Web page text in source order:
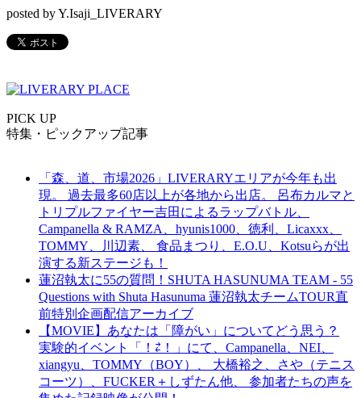
posted by Y.Isaji_LIVERARY
PICK UP
特集・ピックアップ記事
「森、道、市場2026」LIVERARYエリアが今年も出
現。 過去最多60店以上が各地から出店。 呂布カルマと
トリプルファイヤー吉田によるラップバトル、
Campanella & RAMZA、hyunis1000、徳利、Licaxxx、
TOMMY、川辺素、 食品まつり、E.O.U、Kotsuらが出
演する新ステージも！
蓮沼執太に55の質問！SHUTA HASUNUMA TEAM - 55
Questions with Shuta Hasunuma 蓮沼執太チームTOUR直
前特別企画配信アーカイブ
【MOVIE】あなたは「障がい」についてどう思う？
実験的イベント「！⇄！」にて、Campanella、NEI、
xiangyu、TOMMY（BOY）、 大橋裕之、さや（テニス
コーツ）、FUCKER＋しずたん他、 参加者たちの声を